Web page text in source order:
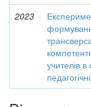
2023
учителів в